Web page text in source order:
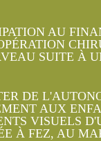
AU
SUITE À
DE
AUX
VISUELS
À FEZ, AU